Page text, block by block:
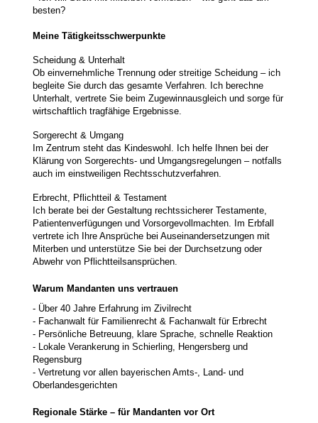
besten?
Meine Tätigkeitsschwerpunkte
Scheidung & Unterhalt
Ob einvernehmliche Trennung oder streitige Scheidung – ich
begleite Sie durch das gesamte Verfahren. Ich berechne
Unterhalt, vertrete Sie beim Zugewinnausgleich und sorge für
wirtschaftlich tragfähige Ergebnisse.
Sorgerecht & Umgang
Im Zentrum steht das Kindeswohl. Ich helfe Ihnen bei der
Klärung von Sorgerechts- und Umgangsregelungen – notfalls
auch im einstweiligen Rechtsschutzverfahren.
Erbrecht, Pflichtteil & Testament
Ich berate bei der Gestaltung rechtssicherer Testamente,
Patientenverfügungen und Vorsorgevollmachten. Im Erbfall
vertrete ich Ihre Ansprüche bei Auseinandersetzungen mit
Miterben und unterstütze Sie bei der Durchsetzung oder
Abwehr von Pflichtteilsansprüchen.
Warum Mandanten uns vertrauen
- Über 40 Jahre Erfahrung im Zivilrecht
- Fachanwalt für Familienrecht & Fachanwalt für Erbrecht
- Persönliche Betreuung, klare Sprache, schnelle Reaktion
- Lokale Verankerung in Schierling, Hengersberg und
Regensburg
- Vertretung vor allen bayerischen Amts-, Land- und
Oberlandesgerichten
Regionale Stärke – für Mandanten vor Ort